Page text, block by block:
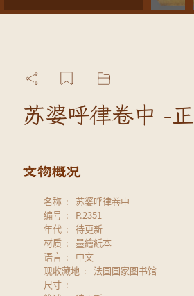
苏婆呼律卷中 -正
名称
苏婆呼律卷中
编号
P.2351
年代
待更新
材质
墨繪紙本
语言
中文
现收藏地
法国国家图书馆
尺寸